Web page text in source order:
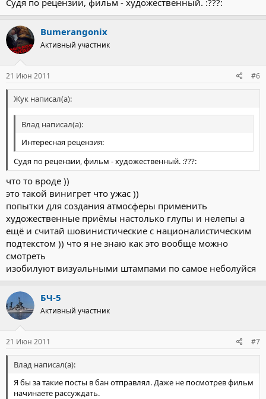
Судя по рецензии, фильм - художественный. :???:
Bumerangonix
Активный участник
21 Июн 2011 #6
Жук написал(а):
Влад написал(а):
Интересная рецензия:
Судя по рецензии, фильм - художественный. :???:
что то вроде ))
это такой винигрет что ужас ))
попытки для создания атмосферы применить
художественные приёмы настолько глупы и нелепы а
ещё и считай шовинистические с националистическим
подтекстом )) что я не знаю как это вообще можно
смотреть
изобилуют визуальными штампами по самое неболуйся
БЧ-5
Активный участник
21 Июн 2011 #7
Влад написал(а):
Я бы за такие посты в бан отправлял. Даже не посмотрев фильм
начинаете рассуждать.